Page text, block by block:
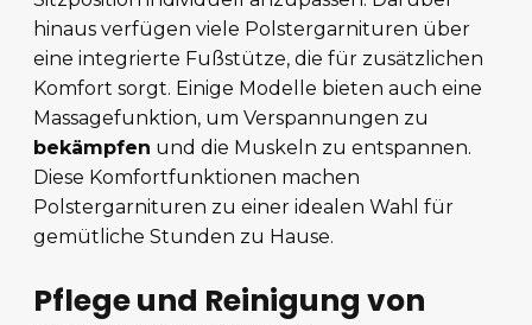
hinaus verfügen viele Polstergarnituren über
eine integrierte Fußstütze, die für zusätzlichen
Komfort sorgt. Einige Modelle bieten auch eine
Massagefunktion, um Verspannungen zu
bekämpfen und die Muskeln zu entspannen.
Diese Komfortfunktionen machen
Polstergarnituren zu einer idealen Wahl für
gemütliche Stunden zu Hause.
Pflege und Reinigung von